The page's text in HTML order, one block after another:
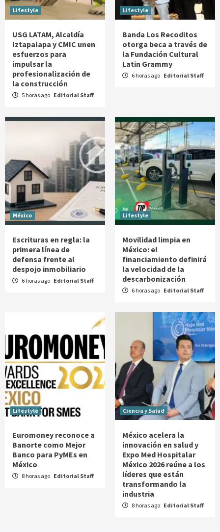
Lifestyle
USG LATAM, Alcaldía
Iztapalapa y CMIC unen
esfuerzos para
impulsar la
profesionalización de
la construcción
5 horas ago Editorial Staff
Lifestyle
Banda Los Recoditos
otorga beca a través de
la Fundación Cultural
Latin Grammy
6 horas ago Editorial Staff
México
Escrituras en regla: la
primera línea de
defensa frente al
despojo inmobiliario
6 horas ago Editorial Staff
Lifestyle
Movilidad limpia en
México: el
financiamiento definirá
la velocidad de la
descarbonización
6 horas ago Editorial Staff
Lifestyle
Euromoney reconoce a
Banorte como Mejor
Banco para PyMEs en
México
8 horas ago Editorial Staff
Ciencia y Salud
México acelera la
innovación en salud y
Expo Med Hospitalar
México 2026 reúne a los
líderes que están
transformando la
industria
8 horas ago Editorial Staff